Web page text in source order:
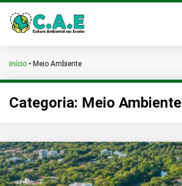
Início • Meio Ambiente
Categoria: Meio Ambiente